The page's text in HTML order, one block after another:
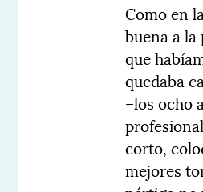
Como en
buena a
que
quedaba
–los ocho
corto,
mejores